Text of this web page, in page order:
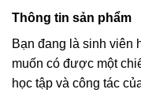
Thông tin sản phẩm
Bạn đang là sinh viên
muốn có được một
học tập và công tác